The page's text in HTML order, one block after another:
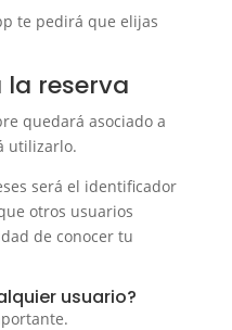
te pedirá que elijas
la reserva
quedará asociado a
utilizarlo.
será el identificador
otros usuarios
de conocer tu
usuario?